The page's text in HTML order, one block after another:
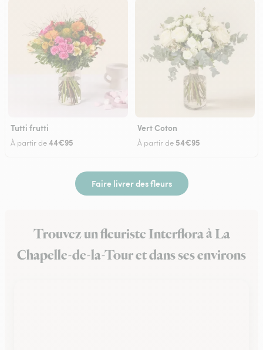
Tutti frutti
À partir de44€95
Vert Coton
À partir de 54€95
Faire livrer des fleurs
Trouvez un fleuriste Interflora à La
Chapelle-de-la-Tour et dans ses environs